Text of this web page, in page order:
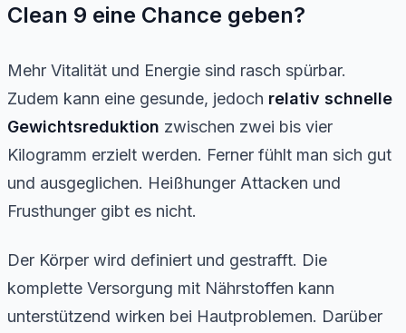
Clean 9 eine Chance geben?
Mehr Vitalität und Energie sind rasch spürbar.
Zudem kann eine gesunde, jedoch relativ schnelle
Gewichtsreduktion zwischen zwei bis vier
Kilogramm erzielt werden. Ferner fühlt man sich gut
und ausgeglichen. Heißhunger Attacken und
Frusthunger gibt es nicht.
Der Körper wird definiert und gestrafft. Die
komplette Versorgung mit Nährstoffen kann
unterstützend wirken bei Hautproblemen. Darüber